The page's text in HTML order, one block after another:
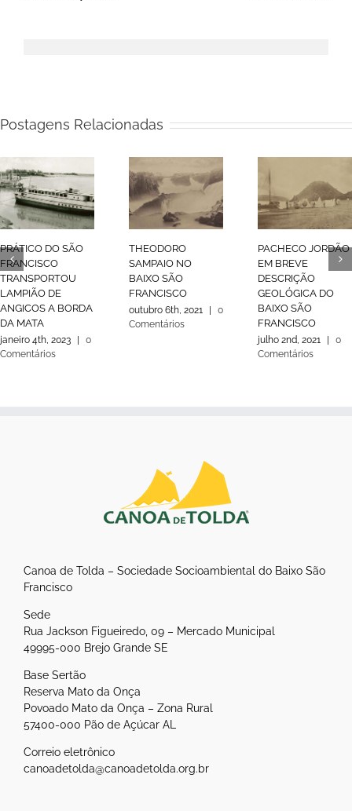
Postagens Relacionadas
PRÁTICO DO SÃO
FRANCISCO
TRANSPORTOU
LAMPIÃO DE
ANGICOS A BORDA
DA MATA
janeiro 4th, 2023
0
Comentários
THEODORO
SAMPAIO NO
BAIXO SÃO
FRANCISCO
outubro 6th, 2021
0
Comentários
PACHECO JORDÃO
EM BREVE
DESCRIÇÃO
GEOLÓGICA DO
BAIXO SÃO
FRANCISCO
julho 2nd, 2021
0
Comentários
Canoa de Tolda – Sociedade Socioambiental do Baixo São
Francisco
Sede
Rua Jackson Figueiredo, 09 – Mercado Municipal
49995-000 Brejo Grande SE
Base Sertão
Reserva Mato da Onça
Povoado Mato da Onça – Zona Rural
57400-000 Pão de Açúcar AL
Correio eletrônico
canoadetolda@canoadetolda.org.br